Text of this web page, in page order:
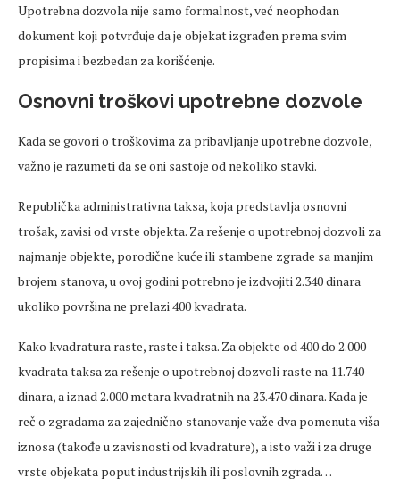
Upotrebna dozvola nije samo formalnost, već neophodan
dokument koji potvrđuje da je objekat izgrađen prema svim
propisima i bezbedan za korišćenje.
Osnovni troškovi upotrebne dozvole
Kada se govori o troškovima za pribavljanje upotrebne dozvole,
važno je razumeti da se oni sastoje od nekoliko stavki.
Republička administrativna taksa, koja predstavlja osnovni
trošak, zavisi od vrste objekta. Za rešenje o upotrebnoj dozvoli za
najmanje objekte, porodične kuće ili stambene zgrade sa manjim
brojem stanova, u ovoj godini potrebno je izdvojiti 2.340 dinara
ukoliko površina ne prelazi 400 kvadrata.
Kako kvadratura raste, raste i taksa. Za objekte od 400 do 2.000
kvadrata taksa za rešenje o upotrebnoj dozvoli raste na 11.740
dinara, a iznad 2.000 metara kvadratnih na 23.470 dinara. Kada je
reč o zgradama za zajednično stanovanje važe dva pomenuta viša
iznosa (takođe u zavisnosti od kvadrature), a isto važi i za druge
vrste objekata poput industrijskih ili poslovnih zgrada…